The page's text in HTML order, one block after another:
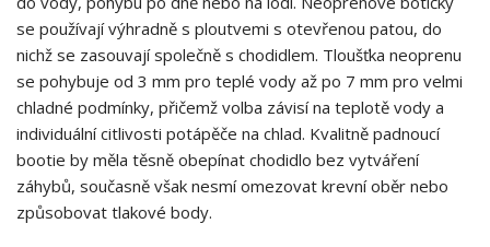
se používají výhradně s ploutvemi s otevřenou patou, do
nichž se zasouvají společně s chodidlem. Tloušťka neoprenu
se pohybuje od 3 mm pro teplé vody až po 7 mm pro velmi
chladné podmínky, přičemž volba závisí na teplotě vody a
individuální citlivosti potápěče na chlad. Kvalitně padnoucí
bootie by měla těsně obepínat chodidlo bez vytváření
záhybů, současně však nesmí omezovat krevní oběr nebo
způsobovat tlakové body.